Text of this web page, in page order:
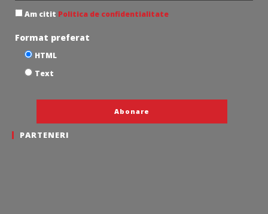
Am citit Politica de confidentialitate
Format preferat
HTML
Text
PARTENERI